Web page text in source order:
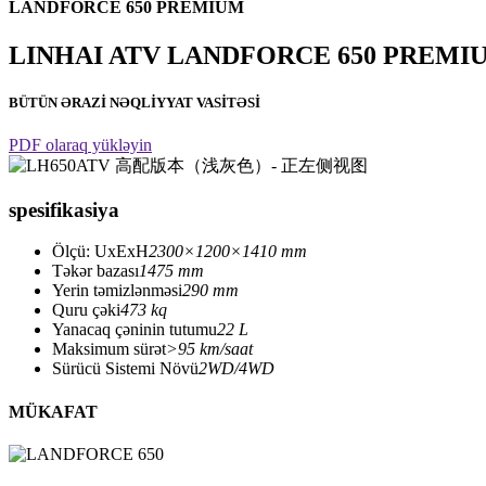
LANDFORCE 650 PREMIUM
LINHAI ATV LANDFORCE 650
BÜTÜN ƏRAZİ NƏQLİYYAT VASİTƏSİ
PDF olaraq yükləyin
spesifikasiya
Ölçü: UxExH2300×1200×1410 mm
Təkər bazası1475 mm
Yerin təmizlənməsi290 mm
Quru çəki473 kq
Yanacaq çəninin tutumu22 L
Maksimum sürət>95 km/saat
Sürücü Sistemi Növü2WD/4WD
MÜKAFAT